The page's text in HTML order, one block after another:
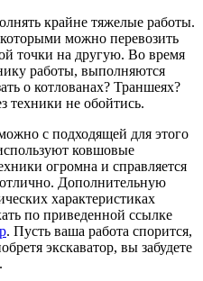
крайне тяжелые работы.
можно перевозить
точки на другую. Во время
работы, выполняются
о котлованах? Траншеях?
техники не обойтись.
с подходящей для этого
ковшовые
огромна и справляется
Дополнительную
характеристиках
по приведенной ссылке
. Пусть ваша работа спорится,
экскаватор, вы забудете